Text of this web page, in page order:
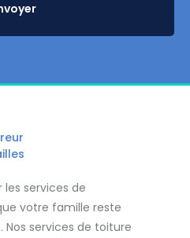
services de
votre famille reste
Nos services de toiture